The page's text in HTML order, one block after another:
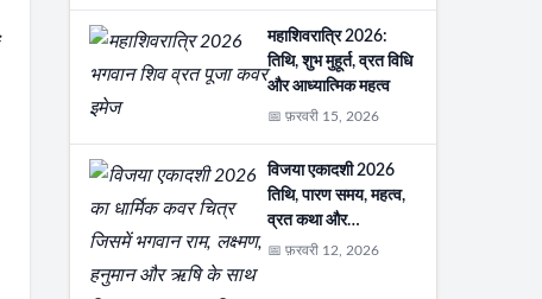
महाशिवरात्रि 2026:
तिथि, शुभ मुहूर्त, व्रत विधि
और आध्यात्मिक महत्व
📅 फ़रवरी 15, 2026
विजया एकादशी 2026
तिथि, पारण समय, महत्व,
व्रत कथा और…
📅 फ़रवरी 12, 2026